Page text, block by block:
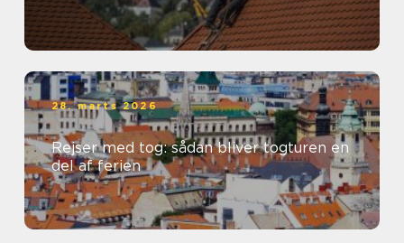
28. marts 2026
Rejser med tog: sådan bliver togturen en
del af ferien